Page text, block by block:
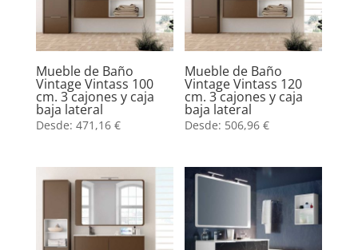
Mueble de Baño
Vintage Vintass 100
cm. 3 cajones y caja
baja lateral
Desde: 471,16 €
Mueble de Baño
Vintage Vintass 120
cm. 3 cajones y caja
baja lateral
Desde: 506,96€